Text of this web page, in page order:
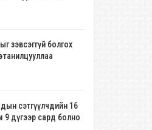
зэвсэггүй болгох
танилцууллаа
сэтгүүлчдийн 16
9 дүгээр сард болно